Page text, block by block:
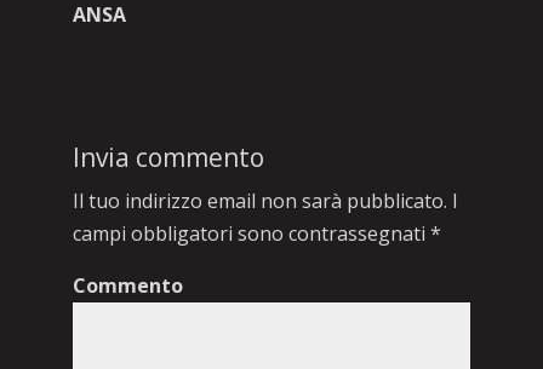
ANSA
Invia commento
Il tuo indirizzo email non sarà pubblicato. I
campi obbligatori sono contrassegnati *
Commento